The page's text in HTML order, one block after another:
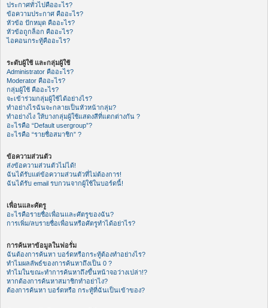
ประกาศทั่วไปคืออะไร?
ข้อความประกาศ คืออะไร?
หัวข้อ ปักหมุด คืออะไร?
หัวข้อถูกล็อก คืออะไร?
ไอคอนกระทู้คืออะไร?
ระดับผู้ใช้ และกลุ่มผู้ใช้
Administrator คืออะไร?
Moderator คืออะไร?
กลุ่มผู้ใช้ คืออะไร?
จะเข้าร่วมกลุ่มผู้ใช้ได้อย่างไร?
ทำอย่างไรฉันจะกลายเป็นหัวหน้ากลุ่ม?
ทำอย่างไง ให้บางกลุ่มผู้ใช้แสดงสีที่แตกต่างกัน ?
อะไรคือ “Default usergroup”?
อะไรคือ “รายชื่อสมาชิก” ?
ข้อความส่วนตัว
ส่งข้อความส่วนตัวไม่ได้!
ฉันได้รับแต่ข้อความส่วนตัวที่ไม่ต้องการ!
ฉันได้รับ email รบกวนจากผู้ใช้ในบอร์ดนี้!
เพื่อนและศัตรู
อะไรคือรายชื่อเพื่อนและศัตรูของฉัน?
การเพิ่ม/ลบรายชื่อเพื่อนหรือศัตรูทำได้อย่าไร?
การค้นหาข้อมูลในฟอรั่ม
ฉันต้องการค้นหา บอร์ดหรือกระทู้ต้องทำอย่างไร?
ทำไมผลลัพธ์ของการค้นหาถึงเป็น 0 ?
ทำไมในขณะทำการค้นหาถึงขึ้นหน้าจอว่างเปล่า!?
หากต้องการค้นหาสมาชิกทำอย่าไง?
ต้องการค้นหา บอร์ดหรือ กระทู้ที่ฉันเป็นเข้าของ?